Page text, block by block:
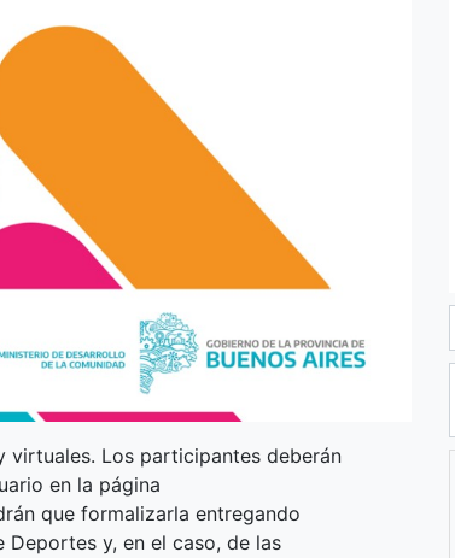
virtuales. Los participantes deberán
en la página
que formalizarla entregando
y, en el caso, de las